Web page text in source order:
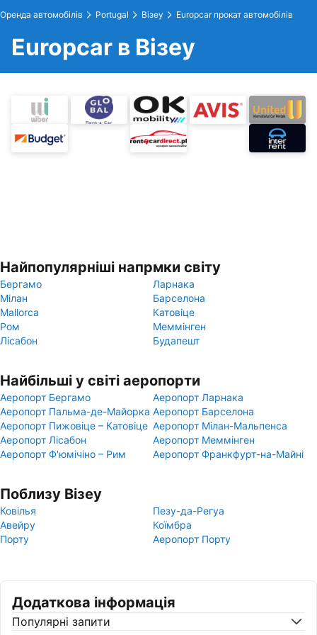
Оренда автомобілів Portugal Візеу Europcar прокат автомобілів
Europcar в Візеу
Найпопулярніші напрмки світу
Бергамо
Ларнака
Мілан
Барселона
Mallorca
Катовіце
Ром
Меммінген
Лісабон
Будапешт
Найбільші у світі аеропорти
Аеропорт Бергамо
Аеропорт Ларнака
Аеропорт Пальма-де-Майорка Аеропорт Барселона
Аеропорт Пижовіце – Катовіце Аеропорт Мілан-Мальпенса
Аеропорт Лісабон
Аеропорт Меммінген
Аеропорт Ф'юмічіно – Рим
Аеропорт Франкфурт-на-Майні
Поблизу Візеу
Ковілья
Пезу-да-Регуа
Авейру
Коїмбра
Порту
Аеропорт Порту
Додаткова інформація
Популярні запити